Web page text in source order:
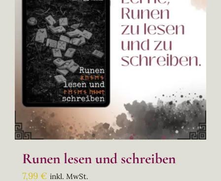
Runen lesen und schreiben
7,99 € inkl. MwSt.